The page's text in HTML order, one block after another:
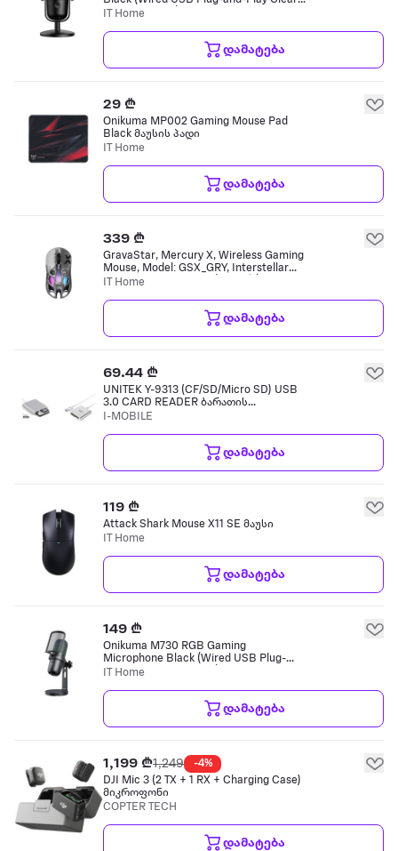
Voice Capture) სადენიანი მიკროფონი
IT Home
დამატება
29 ₾
Onikuma MP002 Gaming Mouse Pad
Black მაუსის პადი
IT Home
დამატება
339 ₾
GravaStar, Mercury X, Wireless Gaming
Mouse, Model: GSX_GRY, Interstellar
Silver, Optical Sensor (DPI N/A), USB-C
IT Home
დამატება
69.44 ₾
UNITEK Y-9313 (CF/SD/Micro SD) USB
3.0 CARD READER ბარათის
წამკითხველი
I-MOBILE
დამატება
119 ₾
Attack Shark Mouse X11 SE მაუსი
IT Home
დამატება
149 ₾
Onikuma M730 RGB Gaming
Microphone Black (Wired USB Plug-
and-Play RGB Lighting) სადენიანი
IT Home
დამატება
1,199 ₾1,249
-4%
DJI Mic 3 (2 TX + 1 RX + Charging Case)
მიკროფონი
COPTER TECH
დამატება